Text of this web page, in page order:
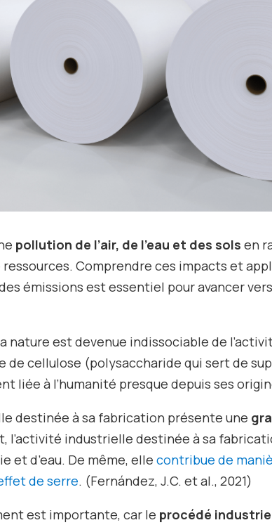
pollution de l’air, de l’eau et des sols en
Comprendre ces impacts et
émissions est essentiel pour avancer
nature est devenue indissociable de
de cellulose (polysaccharide qui sert de
liée à l’humanité presque depuis ses
destinée à sa fabrication présente une
l’activité industrielle destinée à sa
et d’eau. De même, ellecontribue de
de serre. (Fernández, J.C. et al., 2021)
est importante, car le procédé